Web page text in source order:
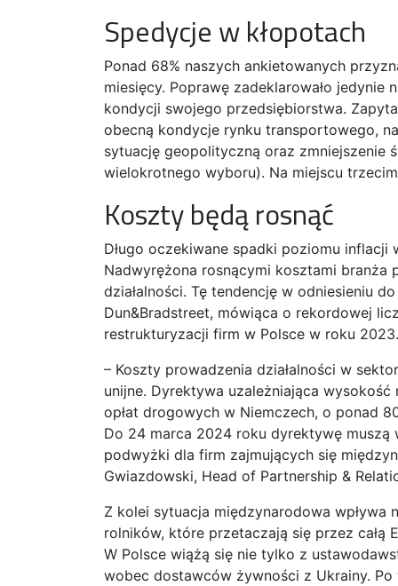
Spedycje w kłopotach
Ponad 68% naszych ankietowanych
miesięcy. Poprawę zadeklarowało
kondycji swojego przedsiębiorstwa.
obecną kondycje rynku transportowego,
sytuację geopolityczną oraz zmniejszenie
wielokrotnego wyboru). Na miejscu
Koszty będą rosnąć
Długo oczekiwane spadki poziomu inflacji
Nadwyrężona rosnącymi kosztami branża
działalności. Tę tendencję w odniesieniu
Dun&Bradstreet, mówiąca o rekordowej
restrukturyzacji firm w Polsce w roku 2023.
– Koszty prowadzenia działalności w
unijne. Dyrektywa uzależniająca
opłat drogowych w Niemczech, o ponad
Do 24 marca 2024 roku dyrektywę
podwyżki dla firm zajmujących się
Gwiazdowski, Head of Partnership &
Z kolei sytuacja międzynarodowa
rolników, które przetaczają się przez całą
W Polsce wiążą się nie tylko z
wobec dostawców żywności z Ukrainy.